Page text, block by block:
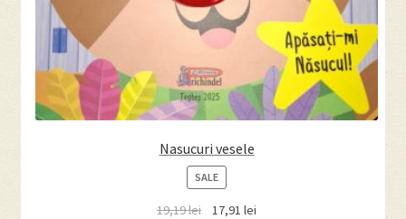
Nasucuri vesele
SALEPRODUCT
ON
SALE
19,19lei 17,91 lei